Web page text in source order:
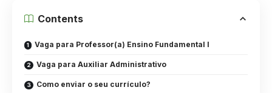
Contents
Vaga para Professor(a) Ensino Fundamental I
Vaga para Auxiliar Administrativo
Como enviar o seu currículo?